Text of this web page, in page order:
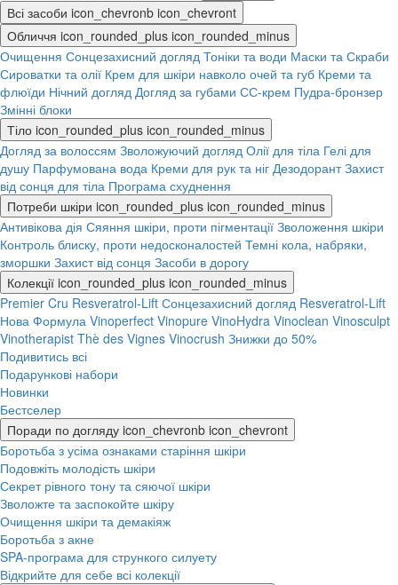
Всі засоби icon_chevronb icon_chevront
Обличчя icon_rounded_plus icon_rounded_minus
Очищення Сонцезахисний догляд Тоніки та води Маски та Скраби
Сироватки та олії Крем для шкіри навколо очей та губ Креми та
флюїди Нічний догляд Догляд за губами СС-крем Пудра-бронзер
Змінні блоки
Тіло icon_rounded_plus icon_rounded_minus
Догляд за волоссям Зволожуючий догляд Олії для тіла Гелі для
душу Парфумована вода Креми для рук та ніг Дезодорант Захист
від сонця для тіла Програма схуднення
Потреби шкіри icon_rounded_plus icon_rounded_minus
Антивікова дія Сяяння шкіри, проти пігментації Зволоження шкіри
Контроль блиску, проти недосконалостей Темні кола, набряки,
зморшки Захист від сонця Засоби в дорогу
Колекції icon_rounded_plus icon_rounded_minus
Premier Cru Resveratrol-Lift Сонцезахисний догляд Resveratrol-Lift
Нова Формула Vinoperfect Vinopure VinoHydra Vinoclean Vinosculpt
Vinotherapist Thè des Vignes Vinocrush Знижки до 50%
Подивитись всі
Подарункові набори
Новинки
Бестселер
Поради по догляду icon_chevronb icon_chevront
Боротьба з усіма ознаками старіння шкіри
Подовжіть молодість шкіри
Секрет рівного тону та сяючої шкіри
Зволожте та заспокойте шкіру
Очищення шкіри та демакіяж
Боротьба з акне
SPA-програма для стрункого силуету
Відкрийте для себе всі колекції